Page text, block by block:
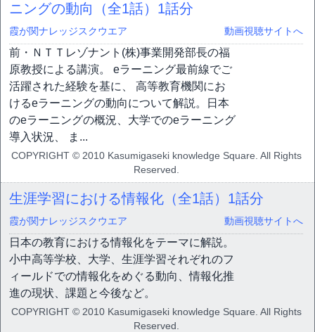
ニングの動向（全1話） 1話分
霞が関ナレッジスクウエア 動画視聴サイトへ
前・ＮＴＴレゾナント(株)事業開発部長の福
原教授による講演。 eラーニング最前線でご
活躍された経験を基に、 高等教育機関にお
けるeラーニングの動向について解説。日本
のeラーニングの概況、大学でのeラーニング
導入状況、 ま...
COPYRIGHT © 2010 Kasumigaseki knowledge Square. All Rights
Reserved.
生涯学習における情報化（全1話） 1話分
霞が関ナレッジスクウエア 動画視聴サイトへ
日本の教育における情報化をテーマに解説。
小中高等学校、大学、生涯学習それぞれのフ
ィールドでの情報化をめぐる動向、情報化推
進の現状、課題と今後など。
COPYRIGHT © 2010 Kasumigaseki knowledge Square. All Rights
Reserved.